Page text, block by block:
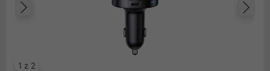
1 z 2